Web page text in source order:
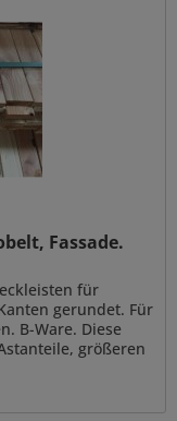
Fassade.
für
gerundet. Für
B-Ware. Diese
größeren